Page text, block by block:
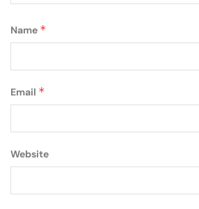
Name *
Email *
Website